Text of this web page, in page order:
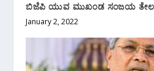
ಬಿಜೆಪಿ ಯುವ ಮುಖಂಡ ಸಂಜಯ
January 2, 2022